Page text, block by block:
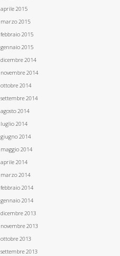
aprile 2015
marzo 2015
febbraio 2015
gennaio 2015
dicembre 2014
novembre 2014
ottobre 2014
settembre 2014
agosto 2014
luglio 2014
giugno 2014
maggio 2014
aprile 2014
marzo 2014
febbraio 2014
gennaio 2014
dicembre 2013
novembre 2013
ottobre 2013
settembre 2013